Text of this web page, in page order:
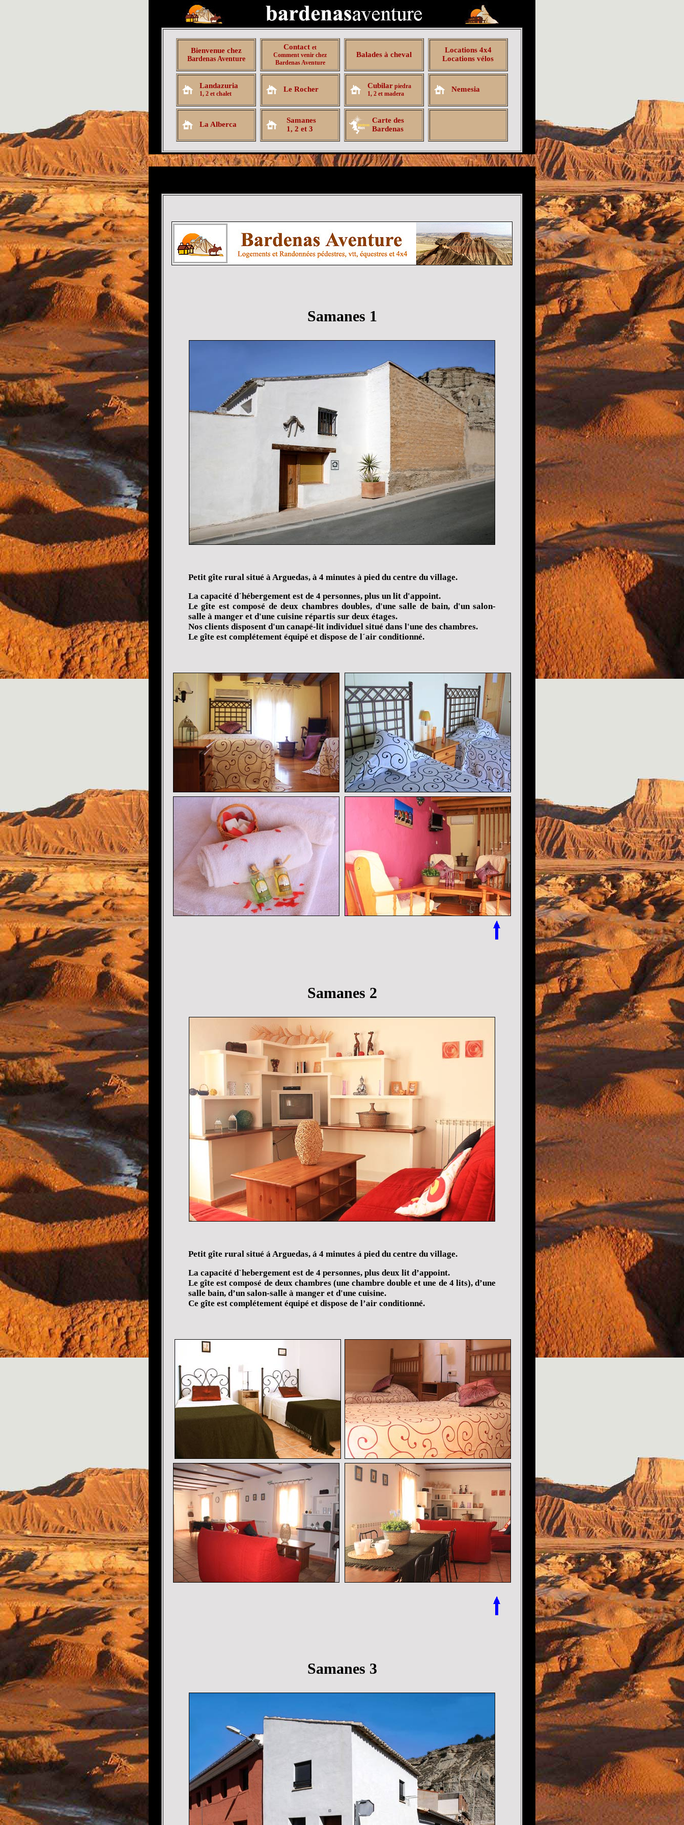
Bienvenue chez
Bardenas Aventure
Contact et
Comment venir chez
Bardenas Aventure
Balades à cheval
Locations 4x4
Locations vélos
Landazuria
1, 2 et chalet
Le Rocher Cubilarpiedra
1, 2 et madera
Nemesia
La Alberca
Samanes
1, 2 et 3
Carte des
Bardenas
Samanes 1
Petit gîte rural situé à Arguedas, à 4 minutes à pied du centre du village.
La capacité d´hébergement est de 4 personnes, plus un lit d'appoint.
Le gîte est composé de deux chambres doubles, d'une salle de bain, d'un salon-
salle à manger et d'une cuisine répartis sur deux étages.
Nos clients disposent d'un canapé-lit individuel situé dans l'une des chambres.
Le gîte est complétement équipé et dispose de l´air conditionné.
Samanes 2
Petit gîte rural situé á Arguedas, á 4 minutes á pied du centre du village.
La capacité d`hebergement est de 4 personnes, plus deux lit d’appoint.
Le gîte est composé de deux chambres (une chambre double et une de 4 lits), d’une
salle bain, d’un salon-salle à manger et d'une cuisine.
Ce gîte est complétement équipé et dispose de l’air conditionné.
Samanes 3